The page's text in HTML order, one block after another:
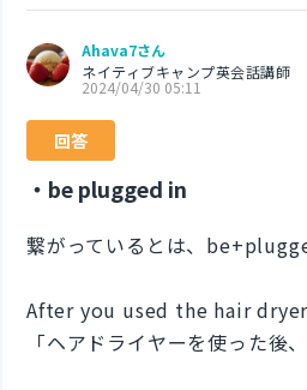
Ahava7さん
ネイティブキャンプ英会話講師
2024/04/30 05:11
回答
・be plugged in
繋がっているとは、
After you used the hair
「ヘアドライヤーを使った後